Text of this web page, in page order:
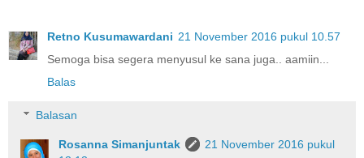
Retno Kusumawardani 21 November 2016 pukul 10.57
Semoga bisa segera menyusul ke sana juga.. aamiin...
Balas
Balasan
Rosanna Simanjuntak
21 November 2016 pukul